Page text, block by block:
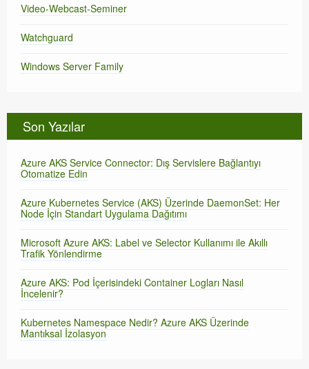
Video-Webcast-Seminer
Watchguard
Windows Server Family
Son Yazılar
Azure AKS Service Connector: Dış Servislere Bağlantıyı
Otomatize Edin
Azure Kubernetes Service (AKS) Üzerinde DaemonSet: Her
Node İçin Standart Uygulama Dağıtımı
Microsoft Azure AKS: Label ve Selector Kullanımı ile Akıllı
Trafik Yönlendirme
Azure AKS: Pod İçerisindeki Container Logları Nasıl
İncelenir?
Kubernetes Namespace Nedir? Azure AKS Üzerinde
Mantıksal İzolasyon